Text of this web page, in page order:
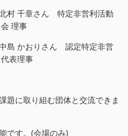
章さん 特定非営利活動
理事
ん 認定特定非営
表理事
題に取り組む団体と交流できま
です。(会場のみ)